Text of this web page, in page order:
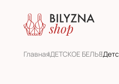
ГлавнаяДЕТСКОЕ БЕЛЬЕ